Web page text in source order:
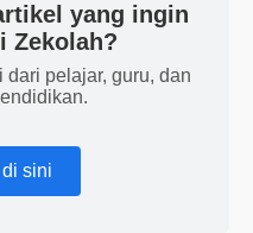
yang ingin
Zekolah?
dari pelajar, guru, dan
sini